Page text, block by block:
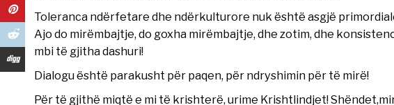
Toleranca ndërfetare dhe ndërkulturore nuk është asgjë
Ajo do mirëmbajtje, do goxha mirëmbajtje, dhe zotim, dhe
mbi të gjitha dashuri!
Dialogu është parakusht për paqen, për ndryshimin për të mirë!
Për të gjithë miqtë e mi të krishterë, urime Krishtlindjet!